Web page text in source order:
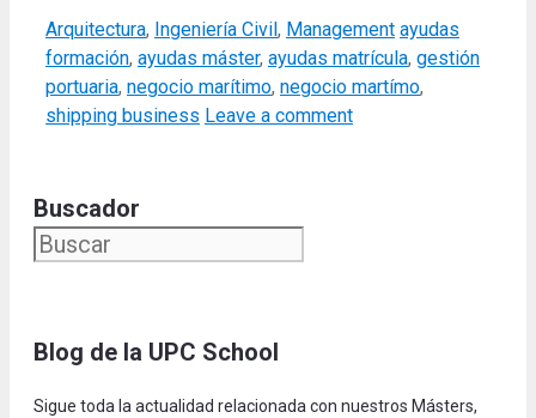
Categories
Arquitectura, Ingeniería Civil , Management Tags
ayudas
formación, ayudas máster, ayudas matrícula, gestión
portuaria, negocio marítimo, negocio martímo,
shipping business Leave a comment
Buscador
Blog de la UPC School
Sigue toda la actualidad relacionada con nuestros Másters,